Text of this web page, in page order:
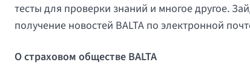
тесты для проверки знаний и многое другое.
получение новостей BALTA по электронной
О страховом обществе BALTA